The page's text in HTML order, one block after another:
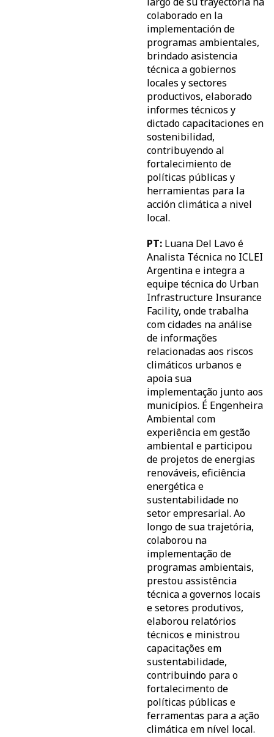
colaborado en la
implementación de
programas ambientales,
brindado asistencia
técnica a gobiernos
locales y sectores
productivos, elaborado
informes técnicos y
dictado capacitaciones en
sostenibilidad,
contribuyendo al
fortalecimiento de
políticas públicas y
herramientas para la
acción climática a nivel
local.
PT: Luana Del Lavo é
Analista Técnica no ICLEI
Argentina e integra a
equipe técnica do Urban
Infrastructure Insurance
Facility, onde trabalha
com cidades na análise
de informações
relacionadas aos riscos
climáticos urbanos e
apoia sua
implementação junto aos
municípios. É Engenheira
Ambiental com
experiência em gestão
ambiental e participou
de projetos de energias
renováveis, eficiência
energética e
sustentabilidade no
setor empresarial. Ao
longo de sua trajetória,
colaborou na
implementação de
programas ambientais,
prestou assistência
técnica a governos locais
e setores produtivos,
elaborou relatórios
técnicos e ministrou
capacitações em
sustentabilidade,
contribuindo para o
fortalecimento de
políticas públicas e
ferramentas para a ação
climática em nível local.